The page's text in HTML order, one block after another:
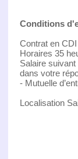
Conditions
Contrat en CDI
Horaires 35
Salaire
dans votre
- Mutuelle
Localisation